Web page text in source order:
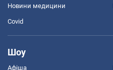
Новини медицини
Covid
Шоу
Афіша